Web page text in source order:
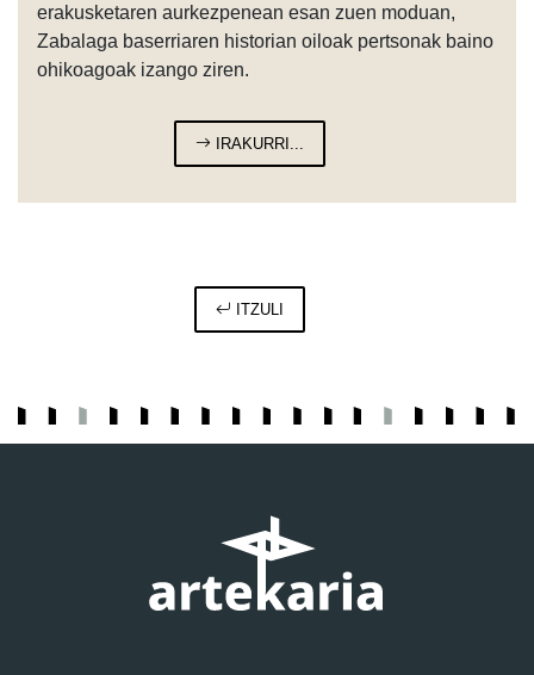
erakusketaren aurkezpenean esan zuen moduan,
Zabalaga baserriaren historian oiloak pertsonak baino
ohikoagoak izango ziren.
IRAKURRI...
ITZULI